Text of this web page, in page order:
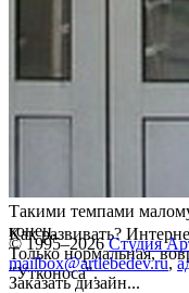
Такими темпами
конец.
Как развивать?
Только нормальная,
"Утконоса".
© 1995–2026 Студия
mailbox@artlebedev.ru,
Заказать дизайн...